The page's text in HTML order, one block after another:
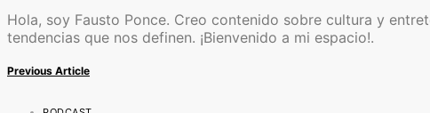
Hola, soy Fausto Ponce. Creo contenido sobre cultura y
tendencias que nos definen. ¡Bienvenido a mi espacio!.
Previous Article